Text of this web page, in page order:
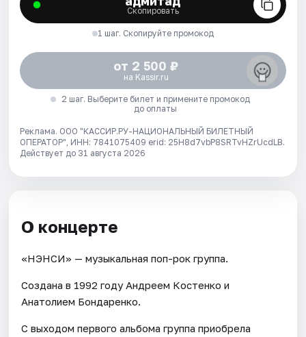
Скопировать
1 шаг. Скопируйте промокод
от 2 500 ₽
на Kassir.ru
2 шаг. Выберите билет и примените промокод
до оплаты
Реклама. ООО "КАССИР.РУ-НАЦИОНАЛЬНЫЙ БИЛЕТНЫЙ
ОПЕРАТОР", ИНН: 7841075409 erid: 25H8d7vbP8SRTvHZrUcdLB.
Действует до 31 августа 2026
О концерте
«НЭНСИ» — музыкальная поп-рок группа.
Создана в 1992 году Андреем Костенко и
Анатолием Бондаренко.
С выходом первого альбома группа приобрела